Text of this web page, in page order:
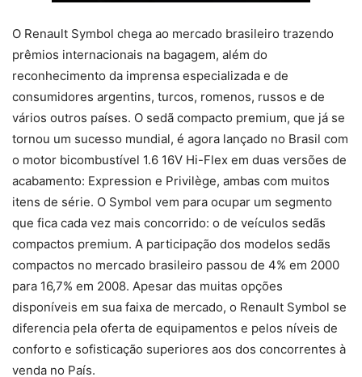
O Renault Symbol chega ao mercado brasileiro trazendo
prêmios internacionais na bagagem, além do
reconhecimento da imprensa especializada e de
consumidores argentins, turcos, romenos, russos e de
vários outros países. O sedã compacto premium, que já se
tornou um sucesso mundial, é agora lançado no Brasil com
o motor bicombustível 1.6 16V Hi-Flex em duas versões de
acabamento: Expression e Privilège, ambas com muitos
itens de série. O Symbol vem para ocupar um segmento
que fica cada vez mais concorrido: o de veículos sedãs
compactos premium. A participação dos modelos sedãs
compactos no mercado brasileiro passou de 4% em 2000
para 16,7% em 2008. Apesar das muitas opções
disponíveis em sua faixa de mercado, o Renault Symbol se
diferencia pela oferta de equipamentos e pelos níveis de
conforto e sofisticação superiores aos dos concorrentes à
venda no País.